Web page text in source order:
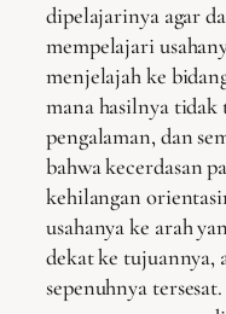
dipelajarinya agar
mempelajari
menjelajah ke
mana hasilnya tidak
pengalaman, dan
bahwa kecerdasan
kehilangan
usahanya ke arah
dekat ke tujuannya,
sepenuhnya